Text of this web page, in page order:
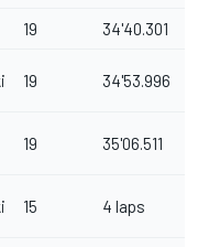
19 34'40.301
19 34'53.996
19 35'06.511
15 4 laps